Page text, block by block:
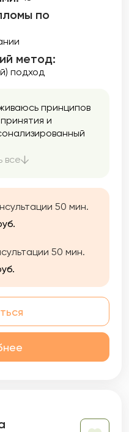
по
метод:
подход
принципов
и
оказать
и найти
все
50 мин.
50 мин.